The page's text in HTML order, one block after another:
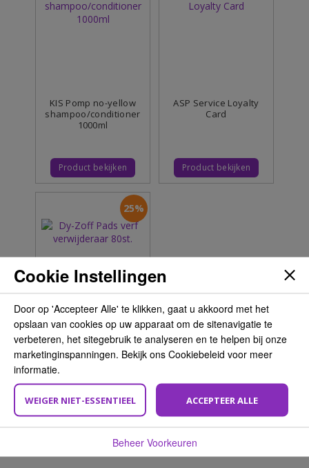
KIS Pomp no-yellow
shampoo/conditioner
1000ml
Product bekijken
ASP Service Loyalty
Card
Product bekijken
Dy-Zoff Pads verf
verwijderaar 80st.
25%
€ 10,24
€ 13,65
Product bekijken
Cookie Instellingen
Door op 'Accepteer Alle' te klikken, gaat u akkoord met het
opslaan van cookies op uw apparaat om de sitenavigatie te
verbeteren, het sitegebruik te analyseren en te helpen bij onze
marketinginspanningen. Bekijk ons Cookiebeleid voor meer
informatie.
WEIGER NIET-ESSENTIEEL ACCEPTEER ALLE
Beheer Voorkeuren